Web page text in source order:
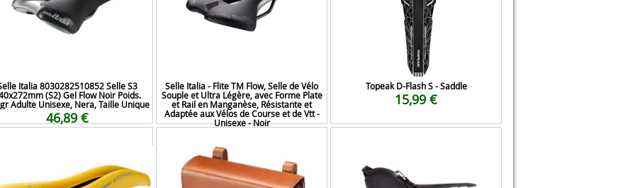
Italia 8030282510852 Selle S3
(S2) Gel Flow Noir Poids.
Adulte Unisexe, Nera, Taille Unique
46,89 €
Selle Italia - Flite TM Flow, Selle de Vélo
Souple et Ultra Légère, avec Forme Plate
et Rail en Manganèse, Résistante et
Adaptée aux Vélos de Course et de Vtt -
Unisexe - Noir
Topeak D-Flash S - Saddle
15,99 €